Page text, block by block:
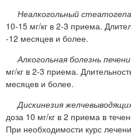
Неалкогольный
10-15 мг/кг в 2-3 приема.
-12 месяцев и более.
Алкогольная болезнь печени
мг/кг в 2-3 приема.
месяцев и более.
Дискинезия
доза 10 мг/кг в 2 приема в
При необходимости курс